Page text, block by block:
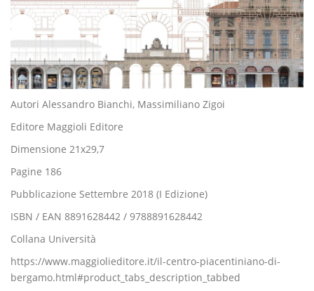
Autori Alessandro Bianchi, Massimiliano Zigoi
Editore Maggioli Editore
Dimensione 21x29,7
Pagine 186
Pubblicazione Settembre 2018 (I Edizione)
ISBN / EAN 8891628442 / 9788891628442
Collana Università
https://www.maggiolieditore.it/il-centro-piacentiniano-di-
bergamo.html#product_tabs_description_tabbed